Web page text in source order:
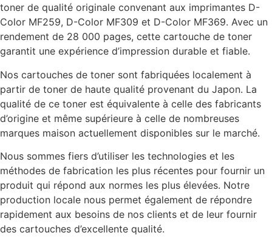
toner de qualité originale convenant aux imprimantes D-
Color MF259, D-Color MF309 et D-Color MF369. Avec un
rendement de 28 000 pages, cette cartouche de toner
garantit une expérience d’impression durable et fiable.
Nos cartouches de toner sont fabriquées localement à
partir de toner de haute qualité provenant du Japon. La
qualité de ce toner est équivalente à celle des fabricants
d’origine et même supérieure à celle de nombreuses
marques maison actuellement disponibles sur le marché.
Nous sommes fiers d’utiliser les technologies et les
méthodes de fabrication les plus récentes pour fournir un
produit qui répond aux normes les plus élevées. Notre
production locale nous permet également de répondre
rapidement aux besoins de nos clients et de leur fournir
des cartouches d’excellente qualité.